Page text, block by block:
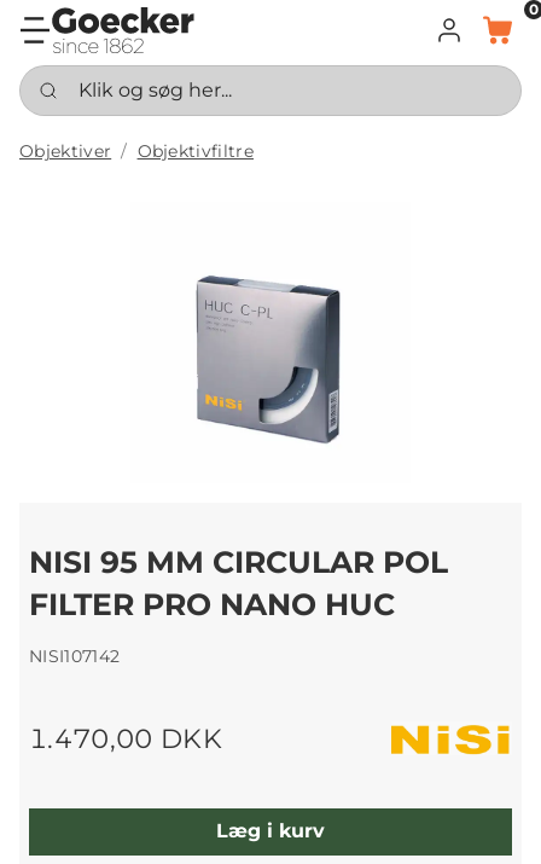
LOG INDKURV
0
Klik og søg her...
Objektiver Objektivfiltre
NISI 95 MM CIRCULAR POL
FILTER PRO NANO HUC
NISI107142
1.470,00 DKK
Læg i kurv